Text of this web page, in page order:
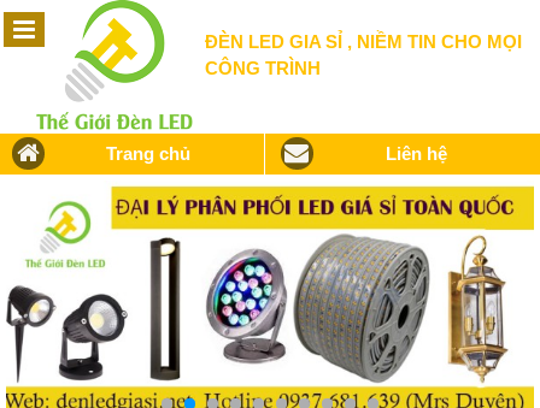
ĐÈN LED GIA SỈ , NIỀM TIN CHO MỌI
CÔNG TRÌNH
Trang chủ Liên hệ